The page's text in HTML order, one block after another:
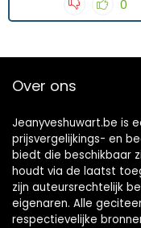
0
Over ons
Jeanyveshuwart.be is
prijsvergelijkings- en
biedt die beschikbaar
houdt via de laatst
zijn auteursrechtelijk
eigenaren. Alle
respectievelijke